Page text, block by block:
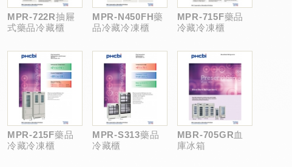
MPR-722R抽屜
式藥品冷藏櫃
MPR-N450FH藥
品冷藏冷凍櫃
MPR-715F藥品
冷藏冷凍櫃
MPR-215F藥品
冷藏冷凍櫃
MPR-S313藥品
冷藏櫃
MBR-705GR血
庫冰箱